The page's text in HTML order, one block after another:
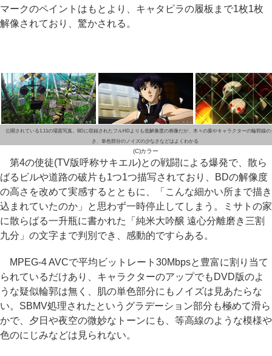
マークのペイントはもとより、キャタピラの履板まで1枚1枚
解像されており、驚かされる。
公開されている1.11の場面写真。BDに収録されたフルHDよりも低解像度の画像だが、木々の葉やキャラクターの輪郭線の
さ、単色部分のノイズの少なさなどはよくわかる
(C)カラー
第4の使徒(TV版呼称サキエル)との戦闘による爆発で、散ら
ばるビルや道路の破片も1つ1つ描写されており、BDの解像度
の高さを改めて実感するとともに、「こんな細かい所まで描き
込まれていたのか」と思わず一時停止してしまう。ミサトの家
に散らばる一升瓶に書かれた「純米大吟醸 遠心分離磨き三割
九分」の文字まで判別でき、感動的ですらある。
MPEG-4 AVCで平均ビットレート30Mbpsと豊富に割り当て
られているだけあり、キャラクターのアップでもDVD版のよ
うな疑似輪郭は無く、肌の単色部分にもノイズは見あたらな
い。SBMV処理されたというグラデーション部分も極めて滑ら
かで、夕日や夜空の微妙なトーンにも、等高線のような模様や
色のにじみなどは見られない。